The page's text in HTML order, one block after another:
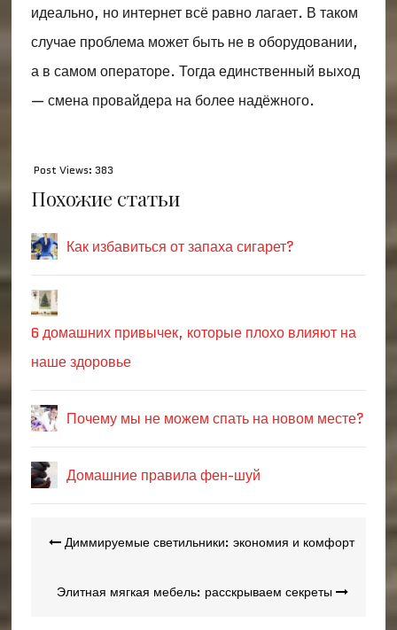
идеально, но интернет всё равно лагает. В таком
случае проблема может быть не в оборудовании,
а в самом операторе. Тогда единственный выход
— смена провайдера на более надёжного.
Post Views: 383
Похожие статьи
Как избавиться от запаха сигарет?
6 домашних привычек, которые плохо влияют на
наше здоровье
Почему мы не можем спать на новом месте?
Домашние правила фен-шуй
Навигация
записям
Диммируемые светильники: экономия и комфорт
Элитная мягкая мебель: расскрываем секреты